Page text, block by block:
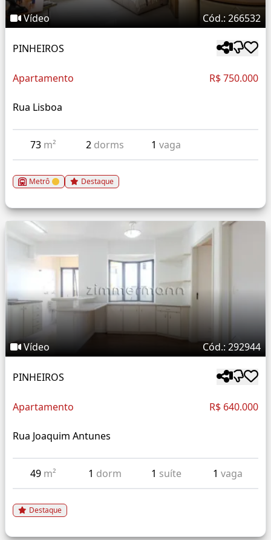
Vídeo Cód.: 266532
PINHEIROS
Apartamento R$ 750.000
Rua Lisboa
73 m² 2 dorms 1vaga
Metrô Destaque
Vídeo Cód.: 292944
PINHEIROS
Apartamento R$ 640.000
Rua Joaquim Antunes
49 m² 1 dorm 1 suíte 1 vaga
Destaque